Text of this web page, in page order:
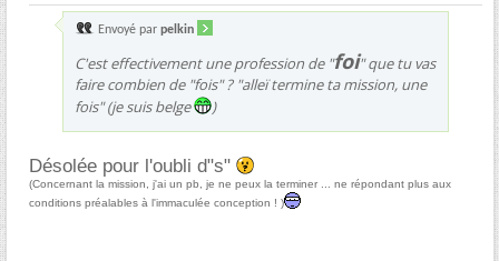
Envoyé par pelkin
C'est effectivement une profession de "foi" que tu vas
faire combien de "fois" ? "alleï termine ta mission, une
fois" (je suis belge
)
Désolée pour l'oubli d"s"
(Concernant la mission, j'ai un pb, je ne peux la terminer ... ne répondant plus aux
conditions préalables à l'immaculée conception ! )